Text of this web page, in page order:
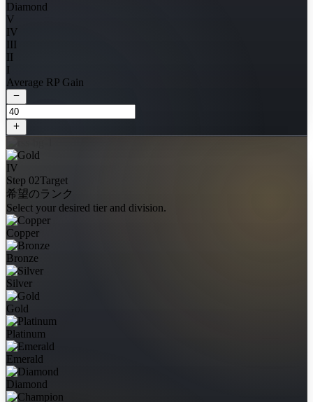
Diamond
V
IV
III
II
I
Average RP Gain
IV
Step 02Target
希望のランク
Select your desired tier and division.
Copper
Bronze
Silver
Gold
Platinum
Emerald
Diamond